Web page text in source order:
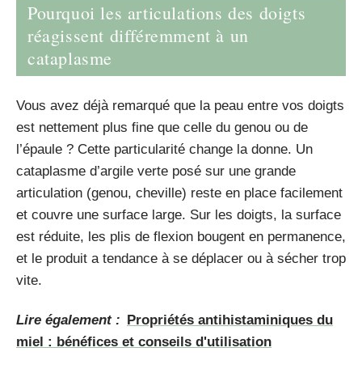
Pourquoi les articulations des doigts
réagissent différemment à un
cataplasme
Vous avez déjà remarqué que la peau entre vos doigts
est nettement plus fine que celle du genou ou de
l’épaule ? Cette particularité change la donne. Un
cataplasme d’argile verte posé sur une grande
articulation (genou, cheville) reste en place facilement
et couvre une surface large. Sur les doigts, la surface
est réduite, les plis de flexion bougent en permanence,
et le produit a tendance à se déplacer ou à sécher trop
vite.
Lire également : Propriétés antihistaminiques du
miel : bénéfices et conseils d'utilisation